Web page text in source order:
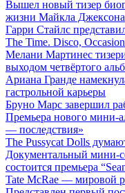
Вышел новый тизер
жизни Майкла Джексона
Гарри Стайлс
The Time. Disco,
Мелани Мартинес
выходом четвёртого
Ариана Гранде
гастрольной карьеры
Бруно Марс завершил
Премьера нового мини-
— последствия»
The Pussycat Dolls
Документальный мини-
состоится премьера
Tate McRae — мировой